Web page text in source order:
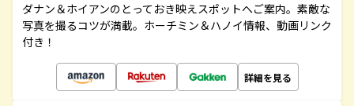
ダナン＆ホイアンのとっておき映えスポットへご案内。素敵な
写真を撮るコツが満載。ホーチミン＆ハノイ情報、動画リンク
付き！
詳細を見る